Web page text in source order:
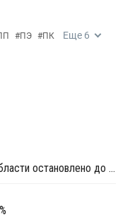
#ПЭ #ПК Еще 6
Производство на заводе Ford в Ленобласти остановлено до 20 июня